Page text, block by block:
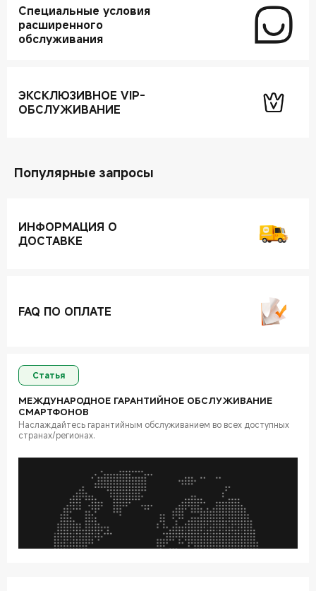
Специальные условия
расширенного
обслуживания
ЭКСКЛЮЗИВНОЕ VIP-
ОБСЛУЖИВАНИЕ
Популярные запросы
ИНФОРМАЦИЯ О
ДОСТАВКЕ
FAQ ПО ОПЛАТЕ
Статья
МЕЖДУНАРОДНОЕ ГАРАНТИЙНОЕ ОБСЛУЖИВАНИЕ
СМАРТФОНОВ
Наслаждайтесь гарантийным обслуживанием во всех доступных
странах/регионах.